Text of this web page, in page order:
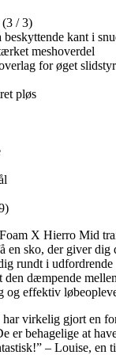
/ 3)
beskyttende kant i
meshoverdel
for øget
pløs
X Hierro Mid
en sko, der giver dig
rundt i
den dæmpende
og effektiv
har virkelig gjort en
er behagelige at
– Louise, en